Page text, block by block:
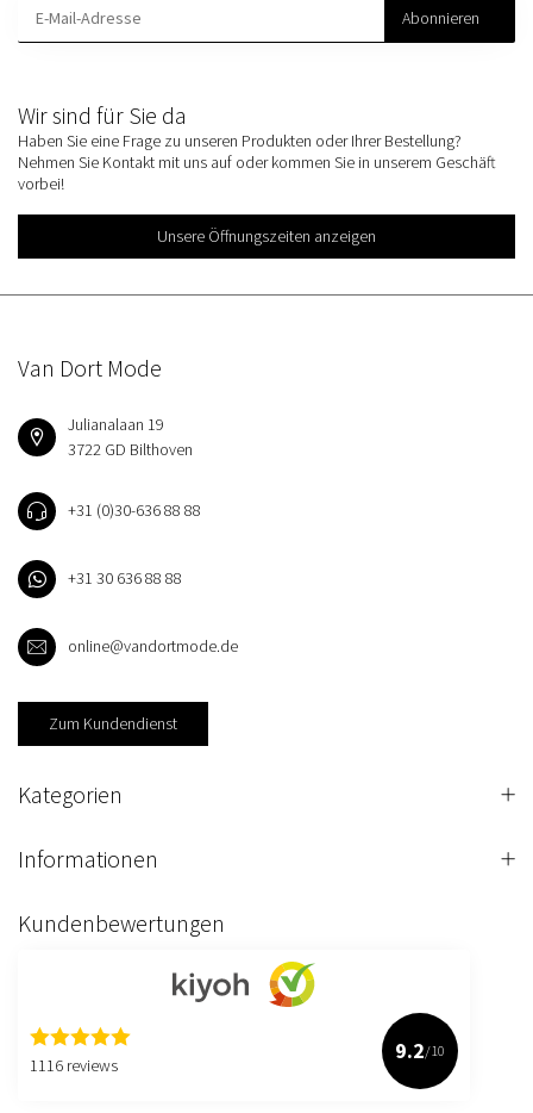
Wir sind für Sie da
Haben Sie eine Frage zu unseren Produkten oder Ihrer Bestellung?
Nehmen Sie Kontakt mit uns auf oder kommen Sie in unserem Geschäft
vorbei!
Unsere Öffnungszeiten anzeigen
Abonnieren
Van Dort Mode
Julianalaan 19
3722 GD Bilthoven
+31 (0)30-636 88 88
+31 30 636 88 88
online@vandortmode.de
Zum Kundendienst
Kategorien
Informationen
Kundenbewertungen
1116 reviews
9.2/10